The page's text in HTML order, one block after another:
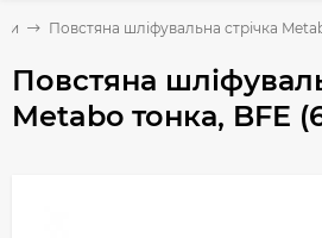
Повстяна шліфувальна стрічка
Повстяна
Metabo тонка, BFE